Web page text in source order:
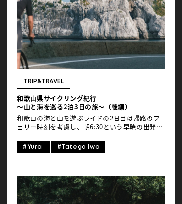
TRIP&TRAVEL
ENTRY
NEWS
TRIP&TRAVEL
和歌山県サイクリング紀行
〜山と海を巡る2泊3日の旅〜（後編）
和歌山の海と山を遊ぶライドの2日目は帰路のフ
ェリー時刻を考慮し、朝6:30という早暁の出発を
中だけで楽しむライドだ。1日目の深緑とは対照
的に、今日は和歌山が誇る紺碧の海景色との邂逅
海岸と石灰岩の白き断崖へ〜 コース概要起点：波
満の家ルート：白崎方面へ海岸線北上→内陸部を
美浜町方面へ南下→紀伊日ノ御埼灯台→海沿いの
#Yura #Tatego Iwa